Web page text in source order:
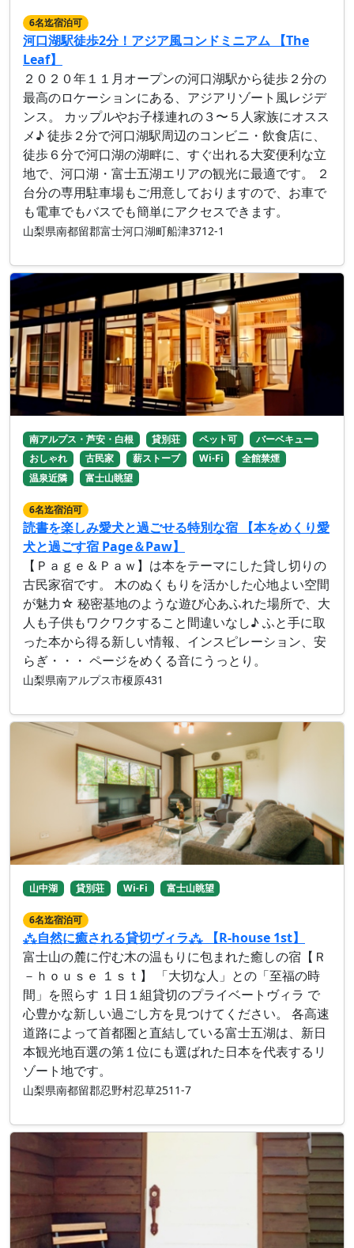
6名迄宿泊可
河口湖駅徒歩2分！アジア風コンドミニアム 【The
Leaf】
２０２０年１１月オープンの河口湖駅から徒歩２分の
最高のロケーションにある、アジアリゾート風レジデ
ンス。 カップルやお子様連れの３〜５人家族にオスス
メ♪ 徒歩２分で河口湖駅周辺のコンビニ・飲食店に、
徒歩６分で河口湖の湖畔に、すぐ出れる大変便利な立
地で、河口湖・富士五湖エリアの観光に最適です。 ２
台分の専用駐車場もご用意しておりますので、お車で
も電車でもバスでも簡単にアクセスできます。
山梨県南都留郡富士河口湖町船津3712-1
南アルプス・芦安・白根 貸別荘 ペット可
バーベキュー
おしゃれ
古民家 薪ストーブ Wi-Fi
全館禁煙
温泉近隣
富士山眺望
6名迄宿泊可
読書を楽しみ愛犬と過ごせる特別な宿 【本をめくり愛
犬と過ごす宿 Page＆Paw】
【Ｐａｇｅ＆Ｐａｗ】は本をテーマにした貸し切りの
古民家宿です。 木のぬくもりを活かした心地よい空間
が魅力☆ 秘密基地のような遊び心あふれた場所で、大
人も子供もワクワクすること間違いなし♪ ふと手に取
った本から得る新しい情報、インスピレーション、安
らぎ・・・ ページをめくる音にうっとり。
山梨県南アルプス市榎原431
山中湖 貸別荘 Wi-Fi 富士山眺望
6名迄宿泊可
⁂自然に癒される貸切ヴィラ⁂ 【R-house 1st】
富士山の麓に佇む木の温もりに包まれた癒しの宿【Ｒ
－ｈｏｕｓｅ １ｓｔ】 「大切な人」との「至福の時
間」を照らす １日１組貸切のプライベートヴィラ で
心豊かな新しい過ごし方を見つけてください。 各高速
道路によって首都圏と直結している富士五湖は、新日
本観光地百選の第１位にも選ばれた日本を代表するリ
ゾート地です。
山梨県南都留郡忍野村忍草2511-7